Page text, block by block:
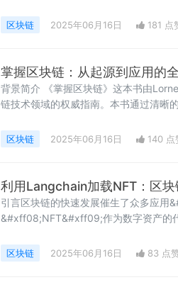
优化对区块链性能提升的重要性。接着
的联系&#xff0c;分析了多种链表优
区块链 2025年06月16日 181 点
掌握区块链：从起源到应用的
背景简介 《掌握区块链》这本书由Lorne Lantz和Daniel Cawrey合著&#xff0c;是区块
链技术领域的权威指南。本书通过清晰
的发展历程&#xff0c;还探讨了区块链在
区块链 2025年06月16日 140 点
利用Langchain加载NFT：区
引言区块链的快速发展催生了众多应用
&#xff08;NFT&#xff09;作为数字资产的
档。本篇文章将详细介绍如何使用
NFT。 主要内容 1. 概述Langchai
区块链 2025年06月16日 83 点